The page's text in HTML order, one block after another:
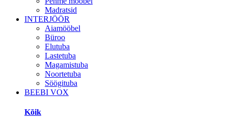
Madratsid
INTERJÖÖR
Aiamööbel
Büroo
Elutuba
Lastetuba
Magamistuba
Noortetuba
Söögituba
BEEBI VOX
Kõik